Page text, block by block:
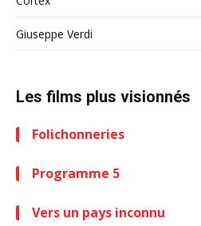
Giuseppe Verdi
Les films plus visionnés
Folichonneries
Programme 5
Vers un pays inconnu